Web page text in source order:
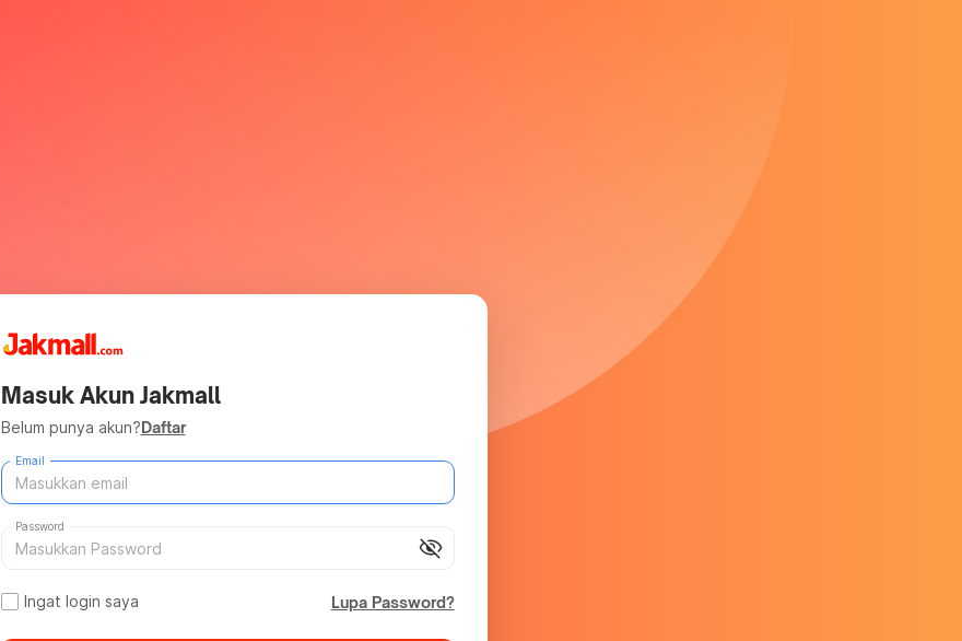
Masuk Akun Jakmall
Belum punya akun?Daftar
Email
visibility_off
Password
Ingat login saya Lupa Password?